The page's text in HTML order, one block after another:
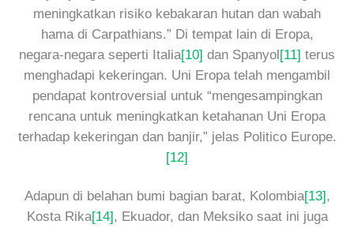
meningkatkan risiko kebakaran hutan dan wabah
hama di Carpathians.” Di tempat lain di Eropa,
negara-negara seperti Italia[10] dan Spanyol [11] terus
menghadapi kekeringan. Uni Eropa telah mengambil
pendapat kontroversial untuk “mengesampingkan
rencana untuk meningkatkan ketahanan Uni Eropa
terhadap kekeringan dan banjir,” jelas Politico Europe.
[12]
Adapun di belahan bumi bagian barat, Kolombia[13],
Kosta Rika[14], Ekuador, dan Meksiko saat ini juga